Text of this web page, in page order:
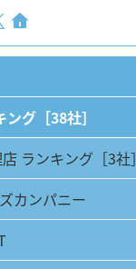
グ［38社］
ランキング［3社］
カンパニー